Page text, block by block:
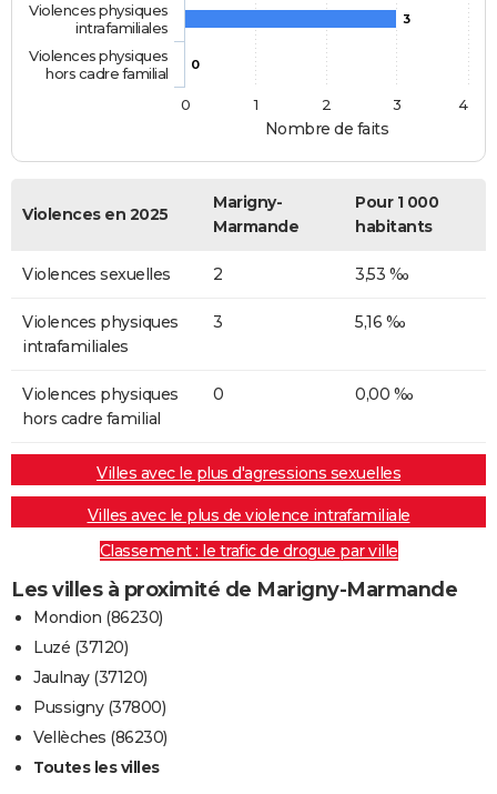
Nombre de faits
3
0
Violences physiques
intrafamiliales
Violences physiques
hors cadre familial
0
1 2 3 4
Violences en 2025
Marigny-
Marmande
Pour 1 000
habitants
Violences sexuelles 2 3,53 ‰
Violences physiques
intrafamiliales
3 5,16 ‰
Violences physiques
hors cadre familial
0 0,00 ‰
Villes avec le plus d'agressions sexuelles
Villes avec le plus de violence intrafamiliale
Classement : le trafic de drogue par ville
Les villes à proximité de Marigny-Marmande
Mondion (86230)
Luzé (37120)
Jaulnay (37120)
Pussigny (37800)
Vellèches (86230)
Toutes les villes